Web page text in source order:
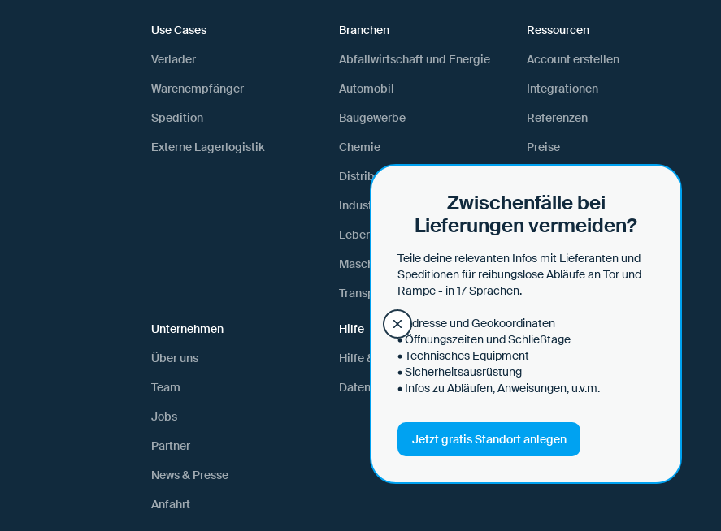
Use Cases
Verlader
Warenempfänger
Spedition
Externe Lagerlogistik
Branchen
Abfallwirtschaft und Energie
Automobil
Baugewerbe
Chemie
Distribution und Retail
Industrielle Fertigung
Lebens- und Futtermittel
Maschinenbau
Transport und Logistik
Ressourcen
Account erstellen
Integrationen
Referenzen
Preise
Lexikon
Webinare & Events
Unternehmen
Über uns
Team
Jobs
Partner
News & Presse
Anfahrt
Hilfe
Hilfe & Tipps
Datensicherheit
Zwischenfälle bei
Lieferungen vermeiden?
Teile deine relevanten Infos mit Lieferanten und
Speditionen für reibungslose Abläufe an Tor und
Rampe - in 17 Sprachen.
• Adresse und Geokoordinaten
• Öffnungszeiten und Schließtage
• Technisches Equipment
• Sicherheitsausrüstung
• Infos zu Abläufen, Anweisungen, u.v.m.
Jetzt gratis Standort anlegen